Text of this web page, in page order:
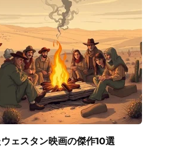
ェスタン映画の傑作10選